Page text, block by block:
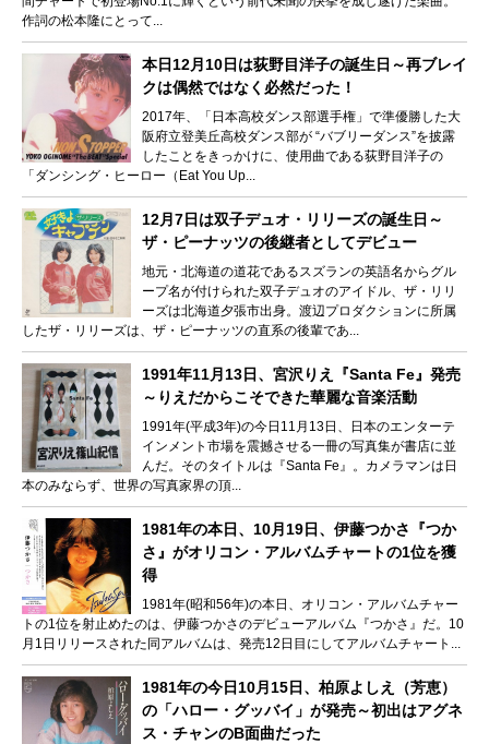
作詞の松本隆にとって...
本日12月10日は荻野目洋子の誕生日～再ブレイ
クは偶然ではなく必然だった！
2017年、「日本高校ダンス部選手権」で準優勝した大
阪府立登美丘高校ダンス部が “バブリーダンス”を披露
したことをきっかけに、使用曲である荻野目洋子の
「ダンシング・ヒーロー（Eat You Up...
12月7日は双子デュオ・リリーズの誕生日～
ザ・ピーナッツの後継者としてデビュー
地元・北海道の道花であるスズランの英語名からグル
ープ名が付けられた双子デュオのアイドル、ザ・リリ
ーズは北海道夕張市出身。渡辺プロダクションに所属
したザ・リリーズは、ザ・ピーナッツの直系の後輩であ...
1991年11月13日、宮沢りえ『Santa Fe』発売
～りえだからこそできた華麗な音楽活動
1991年(平成3年)の今日11月13日、日本のエンターテ
インメント市場を震撼させる一冊の写真集が書店に並
んだ。そのタイトルは『Santa Fe』。カメラマンは日
本のみならず、世界の写真家界の頂...
1981年の本日、10月19日、伊藤つかさ『つか
さ』がオリコン・アルバムチャートの1位を獲
得
1981年(昭和56年)の本日、オリコン・アルバムチャー
トの1位を射止めたのは、伊藤つかさのデビューアルバム『つかさ』だ。10
月1日リリースされた同アルバムは、発売12日目にしてアルバムチャート...
1981年の今日10月15日、柏原よしえ（芳恵）
の「ハロー・グッバイ」が発売～初出はアグネ
ス・チャンのB面曲だった